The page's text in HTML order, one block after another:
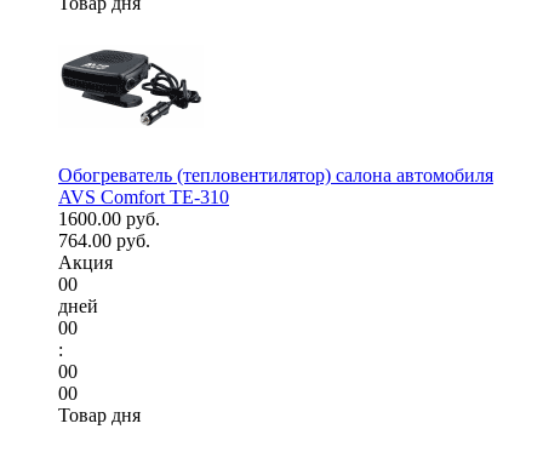
Обогреватель (тепловентилятор) салона автомобиля
AVS Comfort TE-310
1600.00 руб.
764.00 руб.
Акция
00
дней
00
:
00
00
Товар дня